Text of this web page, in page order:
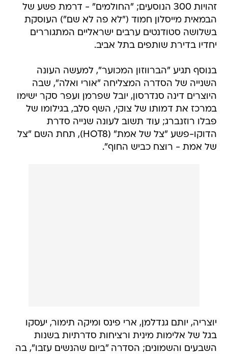
זהויות 300 הנוסעים; "החולמים" - דרמת פשע של
הבמאית מייסלון חמוד ("לא פה לא שם") העוסקת
בשלושה סטודנטים ערבים ישראליים המתגוררים
יחדיו בדירת שותפים בתל אביב.
בנוסף תגיע "הברווזון המכוער", למעשה העונה
השנייה של הסדרה המצליחה "אורי ואלה", שבה
היוצרים דינה סנדרסון, יובל שפרמן ועפר סקר ישימו
במרכז את דמותו של צוקי, השף סלב, בגילומו של
פבלו רוזנברג; עוד תשוב לעונה שנייה סדרת
הדוקו-פשע "צל של אמת" (HOT8), תחת השם "צל
של אמת - רוצח כביש החוף".
יוצריה, יותם גנדלמן, ארי פינס ומיקה תימור, יעסקו
בגל של אלימות מינית ורציחות סדרתיות בשנות
השבעים והשמונים; הסדרה "ביום שהנשים עזבו", בה